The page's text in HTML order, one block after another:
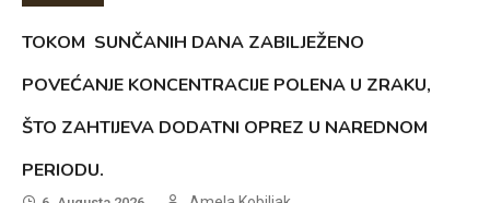
TOKOM SUNČANIH DANA ZABILJEŽENO
POVEĆANJE KONCENTRACIJE POLENA U ZRAKU,
ŠTO ZAHTIJEVA DODATNI OPREZ U NAREDNOM
PERIODU.